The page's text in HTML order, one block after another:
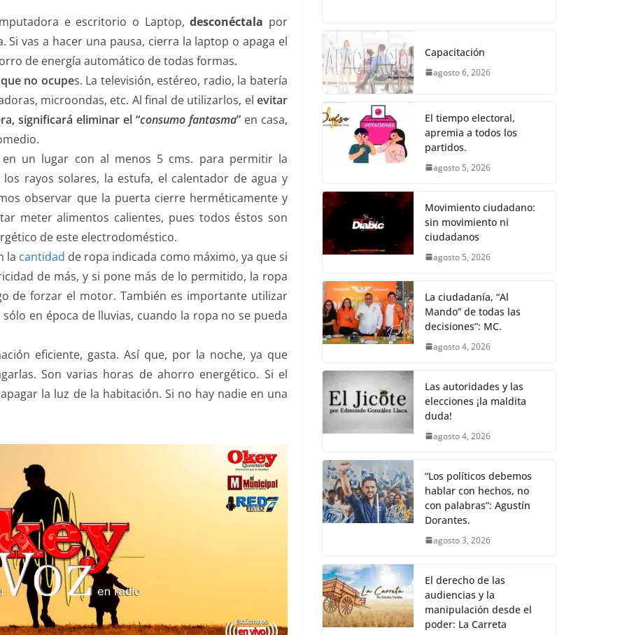
e escritorio o Laptop,desconéctala por
vas a hacer una pausa, cierra la laptop o apaga el
de energía automático de todas formas.
no ocupes. La televisión, estéreo, radio, la batería
microondas, etc. Al final de utilizarlos, el evitar
significará eliminar el “consumo fantasma” en casa,
un lugar con al menos 5 cms. para permitir la
rayos solares, la estufa, el calentador de agua y
observar que la puerta cierre herméticamente y
meter alimentos calientes, pues todos éstos son
de este electrodoméstico.
la cantidad de ropa indicada como máximo, ya que si
de más, y si pone más de lo permitido, la ropa
de forzar el motor. También es importante utilizar
en época de lluvias, cuando la ropa no se pueda
eficiente, gasta. Así que, por la noche, ya que
Son varias horas de ahorro energético. Si el
la luz de la habitación. Si no hay nadie en una
k
c
e
b
o
o
k
itt
er s
A
p
e
n
er
Capacitación
agosto 6, 2026
El tiempo electoral,
apremia a todos los
partidos.
agosto 5, 2026
Movimiento ciudadano:
sin movimiento ni
ciudadanos
agosto 5, 2026
La ciudadanía, “Al
Mando” de todas las
decisiones”: MC.
agosto 4, 2026
Las autoridades y las
elecciones ¡la maldita
duda!
agosto 4, 2026
“Los políticos debemos
hablar con hechos, no
con palabras”: Agustín
Dorantes.
agosto 3, 2026
El derecho de las
audiencias y la
manipulación desde el
poder: La Carreta